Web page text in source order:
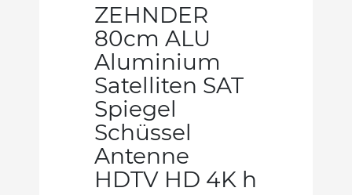
ZEHNDER
80cm ALU
Aluminium
Satelliten SAT
Spiegel
Schüssel
Antenne
HDTV HD 4K h